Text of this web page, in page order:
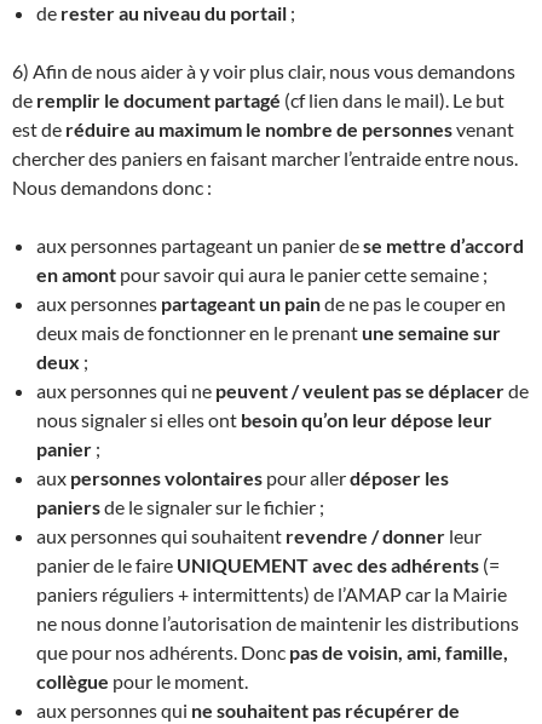
de rester au niveau du portail ;
6) Afin de nous aider à y voir plus clair, nous vous demandons
de remplir le document partagé (cf lien dans le mail). Le but
est de réduire au maximum le nombre de personnesvenant
chercher des paniers en faisant marcher l’entraide entre nous.
Nous demandons donc :
aux personnes partageant un panier dese mettre d’accord
en amont pour savoir qui aura le panier cette semaine ;
aux personnes partageant un painde ne pas le couper en
deux mais de fonctionner en le prenantune semaine sur
deux ;
aux personnes qui ne peuvent / veulent pas se déplacerde
nous signaler si elles ont besoin qu’on leur dépose leur
panier ;
aux personnes volontaires pour allerdéposer les
paniersde le signaler sur le fichier ;
aux personnes qui souhaitent revendre / donner leur
panier de le faire UNIQUEMENT avec des adhérents (=
paniers réguliers + intermittents) de l’AMAP car la Mairie
ne nous donne l’autorisation de maintenir les distributions
que pour nos adhérents. Donc pas de voisin, ami, famille,
collègue pour le moment.
aux personnes qui ne souhaitent pas récupérer de